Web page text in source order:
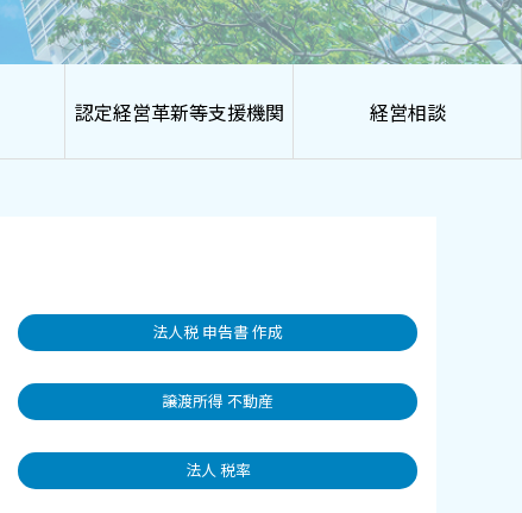
認定経営革新等支援機関 経営相談
法人税 申告書 作成
譲渡所得 不動産
法人 税率